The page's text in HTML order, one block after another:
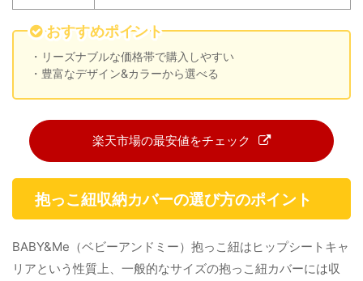
おすすめポイント
・リーズナブルな価格帯で購入しやすい
・豊富なデザイン&カラーから選べる
楽天市場の最安値をチェック
抱っこ紐収納カバーの選び方のポイント
BABY&Me（ベビーアンドミー）抱っこ紐はヒップシートキャ
リアという性質上、一般的なサイズの抱っこ紐カバーには収